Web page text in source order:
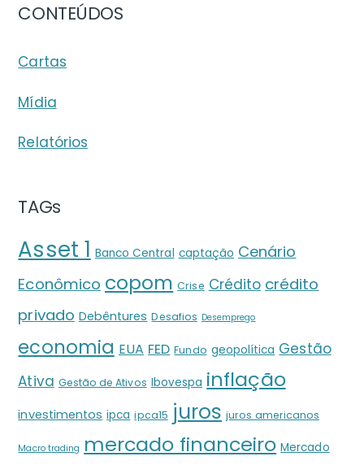
CONTEÚDOS
Cartas
Mídia
Relatórios
TAGs
Asset 1 Banco Central captação Cenário
Econômico copom Crise Crédito crédito
privado Debêntures Desafios Desemprego
economia EUA FED Fundo geopolítica Gestão
Ativa Gestão de Ativos Ibovespa inflação
investimentos ipca ipca15 juros juros americanos
Macro trading mercado financeiro Mercado